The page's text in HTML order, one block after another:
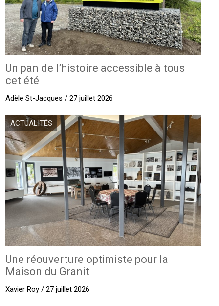
Un pan de l’histoire accessible à tous
cet été
Adèle St-Jacques / 27 juillet 2026
ACTUALITÉS
Une réouverture optimiste pour la
Maison du Granit
Xavier Roy / 27 juillet 2026